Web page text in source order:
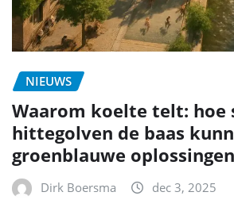
NIEUWS
Waarom koelte telt: hoe
hittegolven de baas
groenblauwe oplossingen
Dirk Boersma dec 3, 2025